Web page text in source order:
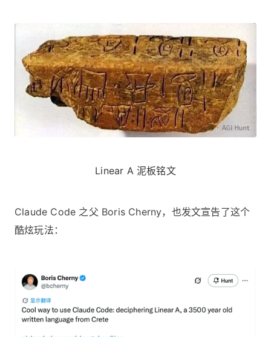
Linear A 泥板铭文
Claude Code 之父 Boris Cherny，也发文宣告了这个
酷炫玩法：